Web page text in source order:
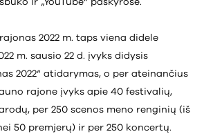
ir „YouTube“ paskyrose.
2022 m. taps viena didele
m. sausio 22 d. įvyks didysis
2022“ atidarymas, o per ateinančius
rajone įvyks apie 40 festivalių,
per 250 scenos meno renginių (iš
50 premjerų) ir per 250 koncertų.